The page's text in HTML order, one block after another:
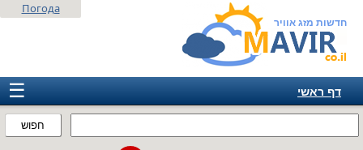
חדשות מזג אוויר
חפוש
Погода
☰
דף ראשי